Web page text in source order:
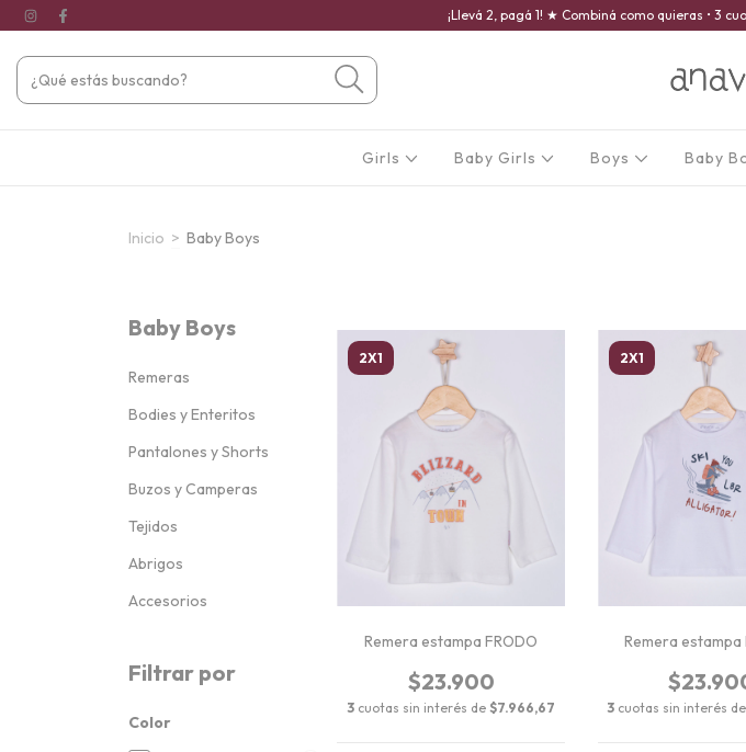
¡Llevá 2, pagá 1! ★ Combiná como quieras • 3
Girls Baby Girls Boys Baby
Inicio > Baby Boys
Baby Boys
Remeras
Bodies y Enteritos
Pantalones y Shorts
Buzos y Camperas
Tejidos
Abrigos
Accesorios
Filtrar por
Color
2X1
Remera estampa FRODO
$23.900
3 cuotas sin interés de $7.966,67
2X1
Remera estampa
3 cuotas sin interés